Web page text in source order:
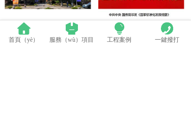
群英薈萃 共聚上海丨全國LED精品（pǐn）巡展攜手共謀行（háng）業發展大計 中國LED顯示應用行業標準（zhǔn）情況一（yī）覽（lǎn）
首頁（yè） 服務（wù）項目 工程案例 一鍵撥打